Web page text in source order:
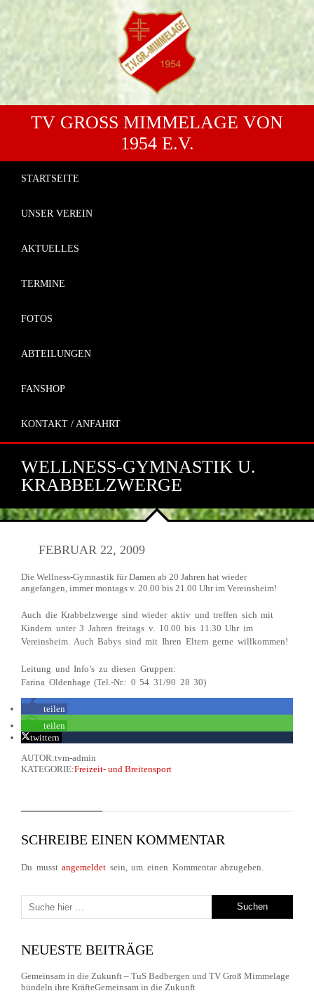
TV GROSS MIMMELAGE VON 1
954 E.V.
STARTSEITE
UNSER VEREIN
AKTUELLES
TERMINE
FOTOS
ABTEILUNGEN
FANSHOP
KONTAKT / ANFAHRT
WELLNESS-GYMNASTIK U.
KRABBELZWERGE
FEBRUAR 22, 2009
Die Wellness-Gymnastik für Damen ab 20 Jahren hat wieder
angefangen, immer montags v. 20.00 bis 21.00 Uhr im Vereinsheim!
Auch die Krabbelzwerge sind wieder aktiv und treffen sich mit
Kindern unter 3 Jahren freitags v. 10.00 bis 11.30 Uhr im
Vereinsheim. Auch Babys sind mit Ihren Eltern gerne willkommen!
Leitung und Info’s zu diesen Gruppen:
Farina Oldenhage (Tel.-Nr.: 0 54 31/90 28 30)
teilen
teilen
twittern
AUTOR:tvm-admin
KATEGORIE:Freizeit- und Breitensport
SCHREIBE EINEN KOMMENTAR
Du musstangemeldet sein, um einen Kommentar abzugeben.
NEUESTE BEITRÄGE
Gemeinsam in die Zukunft – TuS Badbergen und TV Groß Mimmelage
bündeln ihre KräfteGemeinsam in die Zukunft